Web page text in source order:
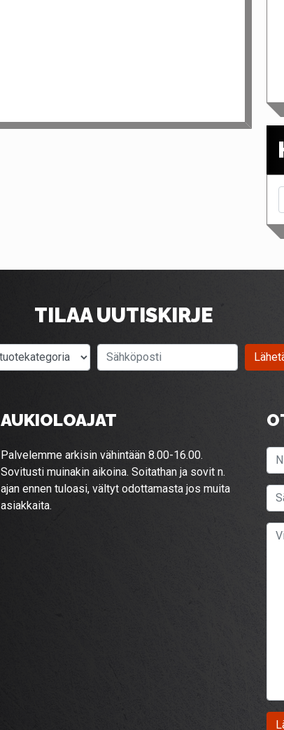
TILAA UUTISKIRJE
Valitse tuotekategoria
AUKIOLOAJAT
Palvelemme arkisin vähintään 8.00-16.00.
Sovitusti muinakin aikoina. Soitathan ja sovit n.
ajan ennen tuloasi, vältyt odottamasta jos muita
asiakkaita.